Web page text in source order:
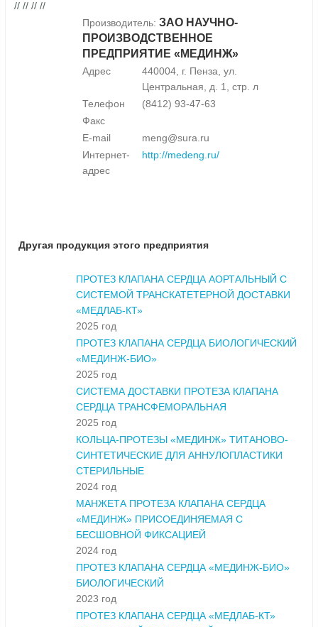
// // // //
Производитель: ЗАО НАУЧНО-
ПРОИЗВОДСТВЕННОЕ
ПРЕДПРИЯТИЕ «МЕДИНЖ»
Адрес
440004, г. Пенза, ул.
Центральная, д. 1, стр. л
Телефон
(8412) 93-47-63
Факс
E-mail
meng@sura.ru
Интернет-
адрес
http://medeng.ru/
Другая продукция этого предприятия
ПРОТЕЗ КЛАПАНА СЕРДЦА АОРТАЛЬНЫЙ С
СИСТЕМОЙ ТРАНСКАТЕТЕРНОЙ ДОСТАВКИ
«МЕДЛАБ-КТ»
2025 год
ПРОТЕЗ КЛАПАНА СЕРДЦА БИОЛОГИЧЕСКИЙ
«МЕДИНЖ-БИО»
2025 год
СИСТЕМА ДОСТАВКИ ПРОТЕЗА КЛАПАНА
СЕРДЦА ТРАНСФЕМОРАЛЬНАЯ
2025 год
КОЛЬЦА-ПРОТЕЗЫ «МЕДИНЖ» ТИТАНОВО-
СИНТЕТИЧЕСКИЕ ДЛЯ АННУЛОПЛАСТИКИ
СТЕРИЛЬНЫЕ
2024 год
МАНЖЕТА ПРОТЕЗА КЛАПАНА СЕРДЦА
«МЕДИНЖ» ПРИСОЕДИНЯЕМАЯ С
БЕСШОВНОЙ ФИКСАЦИЕЙ
2024 год
ПРОТЕЗ КЛАПАНА СЕРДЦА «МЕДИНЖ-БИО»
БИОЛОГИЧЕСКИЙ
2023 год
ПРОТЕЗ КЛАПАНА СЕРДЦА «МЕДЛАБ-КТ»